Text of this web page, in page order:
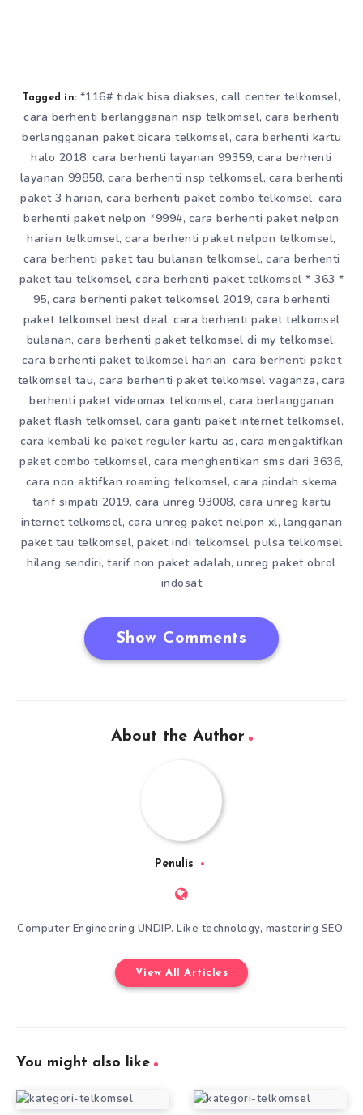
Tagged in: *116# tidak bisa diakses, call center telkomsel,
cara berhenti berlangganan nsp telkomsel,cara berhenti
berlangganan paket bicara telkomsel, cara berhenti kartu
halo 2018, cara berhenti layanan 99359,cara berhenti
layanan 99858,cara berhenti nsp telkomsel, cara berhenti
paket 3 harian,cara berhenti paket combo telkomsel, cara
berhenti paket nelpon *999#, cara berhenti paket nelpon
harian telkomsel,cara berhenti paket nelpon telkomsel,
cara berhenti paket tau bulanan telkomsel, cara berhenti
paket tau telkomsel, cara berhenti paket telkomsel * 363 *
95, cara berhenti paket telkomsel 2019, cara berhenti
paket telkomsel best deal, cara berhenti paket telkomsel
bulanan,cara berhenti paket telkomsel di my telkomsel,
cara berhenti paket telkomsel harian, cara berhenti paket
telkomsel tau, cara berhenti paket telkomsel vaganza, cara
berhenti paket videomax telkomsel, cara berlangganan
paket flash telkomsel,cara ganti paket internet telkomsel,
cara kembali ke paket reguler kartu as, cara mengaktifkan
paket combo telkomsel, cara menghentikan sms dari 3636,
cara non aktifkan roaming telkomsel, cara pindah skema
tarif simpati 2019, cara unreg 93008, cara unreg kartu
internet telkomsel, cara unreg paket nelpon xl, langganan
paket tau telkomsel, paket indi telkomsel, pulsa telkomsel
hilang sendiri,tarif non paket adalah,unreg paket obrol
indosat
Show Comments
About the Author
Penulis
Computer Engineering UNDIP. Like technology, mastering SEO.
View All Articles
You might also like